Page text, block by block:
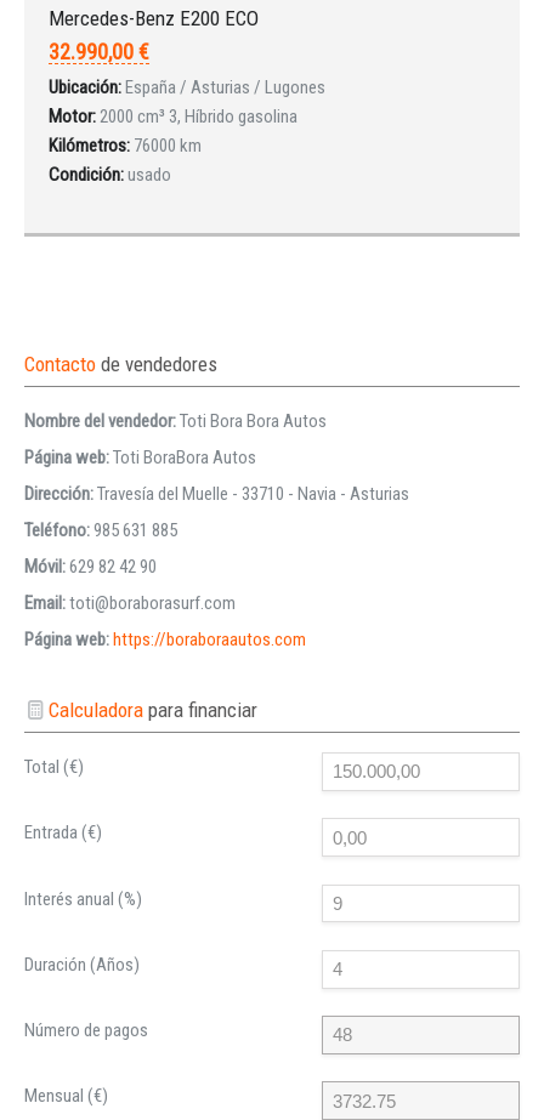
Mercedes-Benz E200 ECO
32.990,00 €
Ubicación:España / Asturias / Lugones
Motor:2000 cm³ 3, Híbrido gasolina
Kilómetros: 76000 km
Condición:usado
Contacto de vendedores
Nombre del vendedor:Toti Bora Bora Autos
Página web:Toti BoraBora Autos
Dirección:Travesía del Muelle - 33710 - Navia - Asturias
Teléfono:985 631 885
Móvil:629 82 42 90
Email:toti@boraborasurf.com
Página web:https://boraboraautos.com
Calculadorapara financiar
Total (€)
Entrada (€)
Interés anual (%)
Duración (Años)
Número de pagos
Mensual (€)